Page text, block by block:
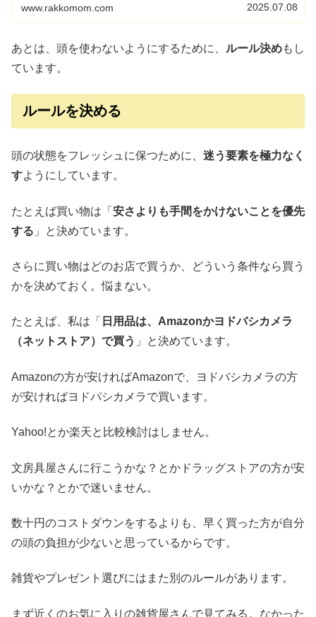
www.rakkomom.com 2025.07.08
あとは、頭を使わないようにするために、 ルール決めもし
ています。
ルールを決める
頭の状態をフレッシュに保つために、 迷う要素を極力なく
すようにしています。
たとえば買い物は「 安さよりも手間をかけないことを優先
する 」と決めています。
さらに買い物はどのお店で買うか、どういう条件なら買う
かを決めておく。悩まない。
たとえば、私は「 日用品は、Amazonかヨドバシカメラ
（ネットストア）で買う 」と決めています。
Amazonの方が安ければAmazonで、ヨドバシカメラの方
が安ければヨドバシカメラで買います。
Yahoo!とか楽天と比較検討はしません。
文房具屋さんに行こうかな？とかドラッグストアの方が安
いかな？とかで迷いません。
数十円のコストダウンをするよりも、早く買った方が自分
の頭の負担が少ないと思っているからです。
雑貨やプレゼント選びにはまた別のルールがあります。
まず近くのお気に入りの雑貨屋さんで見てみる。なかった